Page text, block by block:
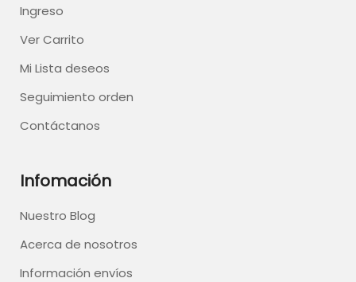
Ingreso
Ver Carrito
Mi Lista deseos
Seguimiento orden
Contáctanos
Infomación
Nuestro Blog
Acerca de nosotros
Información envíos